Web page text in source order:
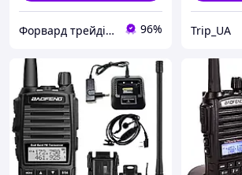
Форвард трейдінг груп ТОВ 96% Trip_UA